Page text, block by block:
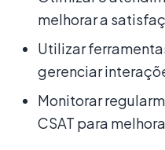
melhorar a
Utilizar
gerenciar
Monitorar
CSAT para